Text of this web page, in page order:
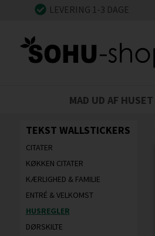
LEVERING 1-3 DAGE
MAD UD AF HUSET
TEKST WALLSTICKERS
CITATER
KØKKEN CITATER
KÆRLIGHED & FAMILIE
ENTRÉ & VELKOMST
HUSREGLER
DØRSKILTE